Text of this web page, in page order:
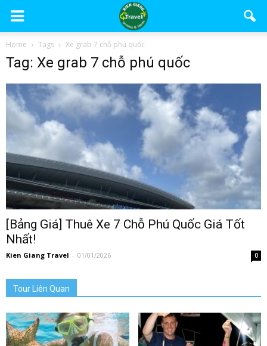
Home Tags Xe grab 7 chỗ phú quốc
Tag: Xe grab 7 chỗ phú quốc
[Bảng Giá] Thuê Xe 7 Chỗ Phú Quốc Giá Tốt
Nhất!
Kien Giang Travel - 01/01/2026 0
Tour Liên Quan